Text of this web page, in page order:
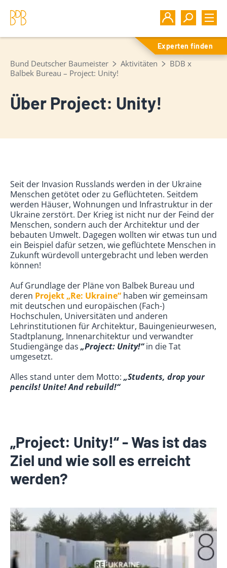
Experten finden
Bund Deutscher Baumeister Aktivitäten
BDB x
Balbek Bureau – Project: Unity!
Über Project: Unity!
Seit der Invasion Russlands werden in der Ukraine
Menschen getötet oder zu Geflüchteten. Seitdem
werden Häuser, Wohnungen und Infrastruktur in der
Ukraine zerstört. Der Krieg ist nicht nur der Feind der
Menschen, sondern auch der Architektur und der
bebauten Umwelt. Dagegen wollten wir etwas tun und
ein Beispiel dafür setzen, wie geflüchtete Menschen in
Zukunft würdevoll untergebracht und leben werden
können!
Auf Grundlage der Pläne von Balbek Bureau und
deren Projekt „Re: Ukraine“ haben wir gemeinsam
mit deutschen und europäischen (Fach-)
Hochschulen, Universitäten und anderen
Lehrinstitutionen für Architektur, Bauingenieurwesen,
Stadtplanung, Innenarchitektur und verwandter
Studiengänge das „Project: Unity!“in die Tat
umgesetzt.
Alles stand unter dem Motto: „Students, drop your
pencils! Unite! And rebuild!“
„Project: Unity!“ - Was ist das
Ziel und wie soll es erreicht
werden?